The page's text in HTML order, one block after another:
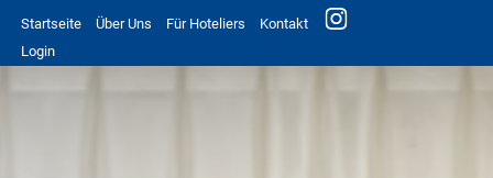
Startseite Über Uns Für Hoteliers
Kontakt
Login